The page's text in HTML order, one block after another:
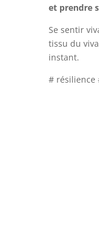
et prendre
Se sentir
tissu du
instant.
# résilience